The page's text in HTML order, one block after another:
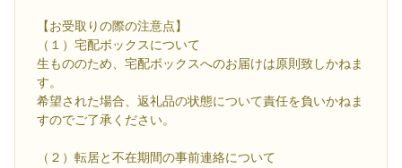
【お受取りの際の注意点】
（１）宅配ボックスについて
生もののため、宅配ボックスへのお届けは原則致しかねま
す。
希望された場合、返礼品の状態について責任を負いかねま
すのでご了承ください。
（２）転居と不在期間の事前連絡について